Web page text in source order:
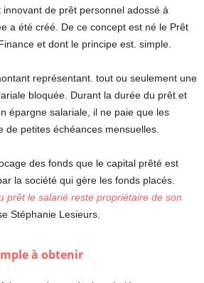
innovant de prêt personnel adossé à
a été créé. De ce concept est né le Prêt
et dont le principe est. simple.
représentant. tout ou seulement une
bloquée. Durant la durée du prêt et
épargne salariale, il ne paie que les
de petites échéances mensuelles.
des fonds que le capital prêté est
la société qui gère les fonds placés.
prêt le salarié reste propriétaire de son
Stéphanie Lesieurs.
à obtenir